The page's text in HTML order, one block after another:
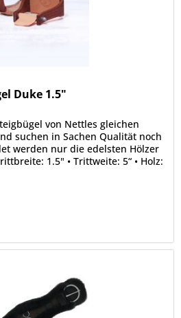
Duke 1.5"
von Nettles gleichen
suchen in Sachen Qualität noch
werden nur die edelsten Hölzer
1.5" • Trittweite: 5“ • Holz: